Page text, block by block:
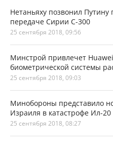
Нетаньяху позвонил
передаче Сирии С-300
25 сентября 2018, 09:56
Минстрой привлечет
биометрической системы
25 сентября 2018, 09:03
Минобороны представило
Израиля в катастрофе Ил-20
25 сентября 2018, 08:27